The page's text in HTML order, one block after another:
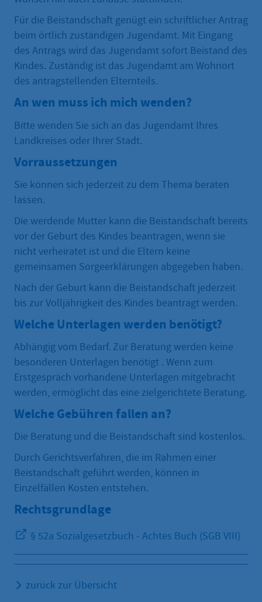
Für die Beistandschaft genügt ein schriftlicher Antrag
beim örtlich zuständigen Jugendamt. Mit Eingang
des Antrags wird das Jugendamt sofort Beistand des
Kindes. Zuständig ist das Jugendamt am Wohnort
des antragstellenden Elternteils.
An wen muss ich mich wenden?
Bitte wenden Sie sich an das Jugendamt Ihres
Landkreises oder Ihrer Stadt.
Vorraussetzungen
Sie können sich jederzeit zu dem Thema beraten
lassen.
Die werdende Mutter kann die Beistandschaft bereits
vor der Geburt des Kindes beantragen, wenn sie
nicht verheiratet ist und die Eltern keine
gemeinsamen Sorgeerklärungen abgegeben haben.
Nach der Geburt kann die Beistandschaft jederzeit
bis zur Volljährigkeit des Kindes beantragt werden.
Welche Unterlagen werden benötigt?
Abhängig vom Bedarf. Zur Beratung werden keine
besonderen Unterlagen benötigt . Wenn zum
Erstgespräch vorhandene Unterlagen mitgebracht
werden, ermöglicht das eine zielgerichtete Beratung.
Welche Gebühren fallen an?
Die Beratung und die Beistandschaft sind kostenlos.
Durch Gerichtsverfahren, die im Rahmen einer
Beistandschaft geführt werden, können in
Einzelfällen Kosten entstehen.
Rechtsgrundlage
§ 52a Sozialgesetzbuch - Achtes Buch (SGB VIII)
zurück zur Übersicht